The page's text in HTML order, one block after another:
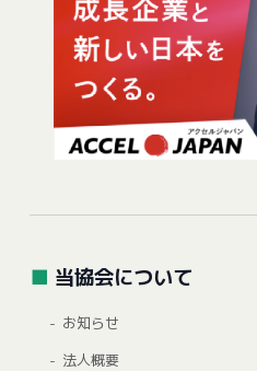
当協会について
お知らせ
法人概要